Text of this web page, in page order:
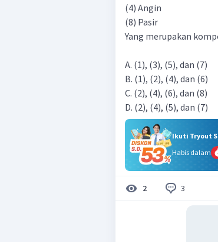
(4) Angin
(8) Pasir
Yang merupakan
A. (1), (3), (5), dan (7)
B. (1), (2), (4), dan (6)
C. (2), (4), (6), dan (8)
D. (2), (4), (5), dan (7)
Ikuti Tryout
Habis dalam
2 3